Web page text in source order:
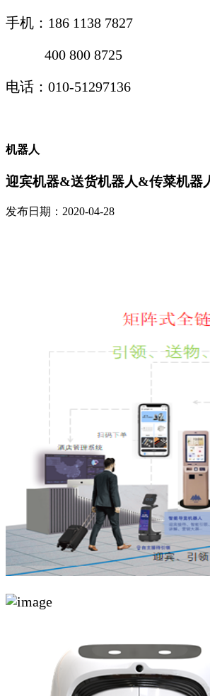
手机： 186 1138 7827
400 800 8725
电话：010-51297136
机器人
迎宾机器&送货机器人&传菜机器
发布日期：2020-04-28